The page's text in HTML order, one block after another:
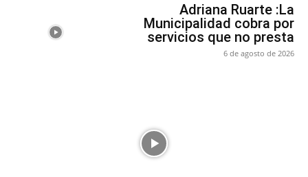
Adriana Ruarte :La
Municipalidad cobra por
servicios que no presta
6 de agosto de 2026